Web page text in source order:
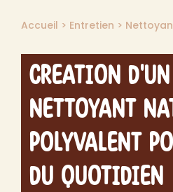
Accueil > Entretien >
Creation d'un
Nettoyant
Polyvalent
du Quotidien